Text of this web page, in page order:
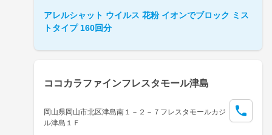
アレルシャット ウイルス 花粉 イオンでブロック ミス
トタイプ 160回分
ココカラファインフレスタモール津島
岡山県岡山市北区津島南１－２－７フレスタモールカジ
ル津島１Ｆ